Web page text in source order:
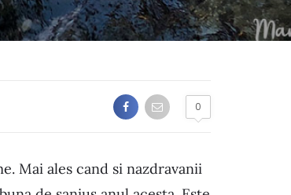
0
Mai ales cand si nazdravanii